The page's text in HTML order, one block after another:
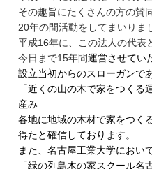
その趣旨にたくさんの方の賛
20年の間活動をしてまいりま
平成16年に、この法人の代表
今日まで15年間運営させてい
設立当初からのスローガンで
「近くの山の木で家をつくる
産み
各地に地域の木材で家をつく
得たと確信しております。
また、名古屋工業大学におい
「緑の列島木の家スクール名